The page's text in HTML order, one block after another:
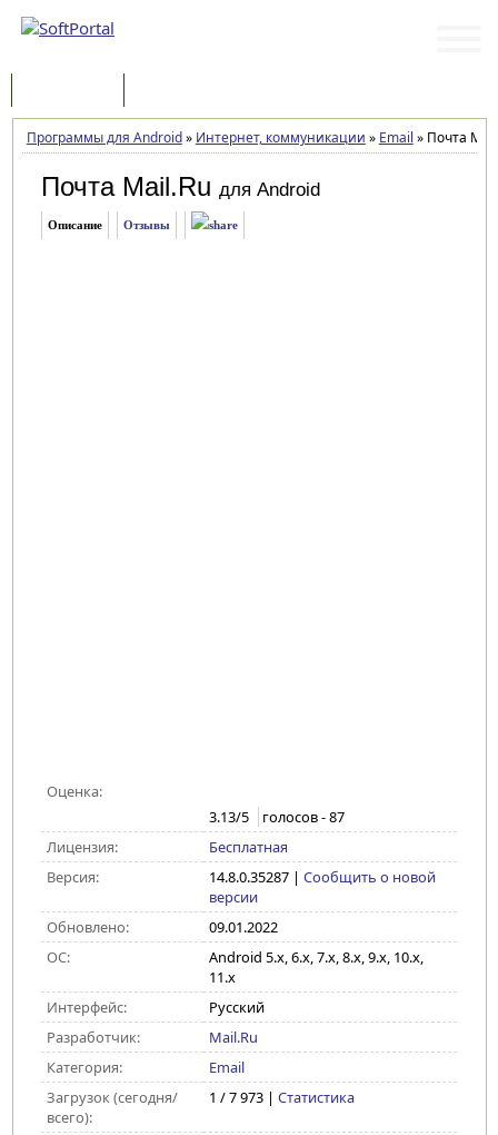
Программы для Android» Интернет, коммуникации » Email »Почта
Почта Mail.Ru для Android
Описание Отзывы
Оценка:
3.13/5 голосов -87
Лицензия:
Бесплатная
Версия:
14.8.0.35287| Сообщить о новой
версии
Обновлено:
09.01.2022
ОС:
Android 5.x, 6.x, 7.x, 8.x, 9.x, 10.x,
11.x
Интерфейс:
Русский
Разработчик:
Mail.Ru
Категория:
Email
Загрузок (сегодня/
всего):
1 / 7 973 | Статистика